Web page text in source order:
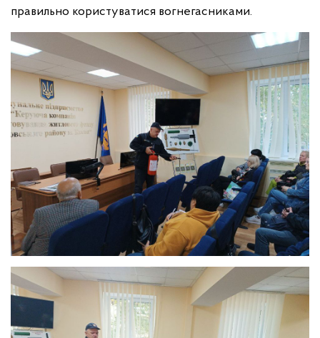
правильно користуватися вогнегасниками.